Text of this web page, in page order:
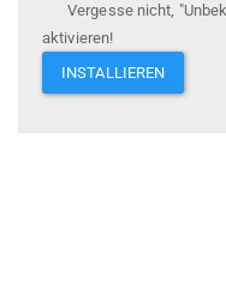
Vergesse nicht,
aktivieren!
INSTALLIEREN